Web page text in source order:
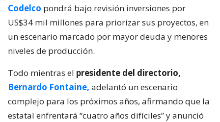
Codelco pondrá bajo revisión inversiones por
US$34 mil millones para priorizar sus proyectos, en
un escenario marcado por mayor deuda y menores
niveles de producción.
Todo mientras el presidente del directorio,
Bernardo Fontaine, adelantó un escenario
complejo para los próximos años, afirmando que la
estatal enfrentará “cuatro años difíciles” y anunció